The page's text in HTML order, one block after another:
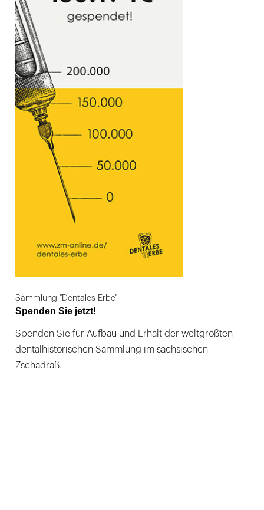
Sammlung "Dentales Erbe"
Spenden Sie jetzt!
Spenden Sie für Aufbau und Erhalt der weltgrößten
dentalhistorischen Sammlung im sächsischen
Zschadraß.